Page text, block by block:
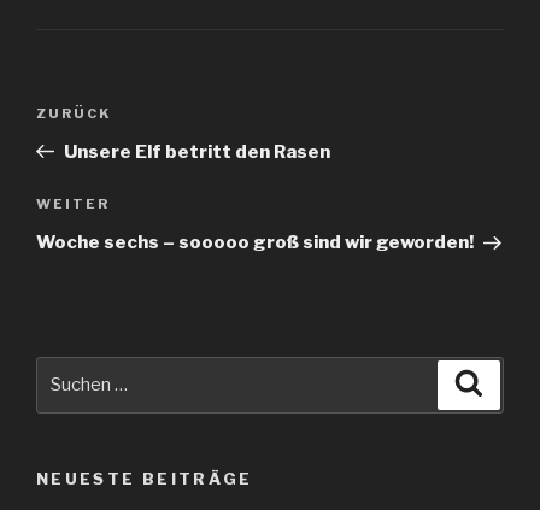
Beitragsnavigation
Vorheriger
Beitrag
ZURÜCK
Unsere Elf betritt den Rasen
Nächster
Beitrag
WEITER
Woche sechs – sooooo groß sind wir geworden!
NEUESTE BEITRÄGE